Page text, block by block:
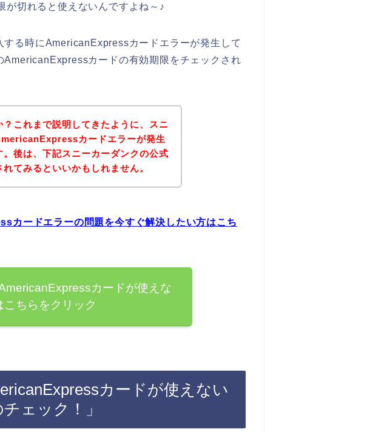
切れると使えないんですよね～♪
る時にAmericanExpressカードエラーが発生して
AmericanExpressカードの有効期限をチェックされ
これまで説明してきたように、スニ
カードエラーが発生
後は、下記スニーカーダンクの公式
てみるといいかもしれません。
カードエラーの問題を今すぐ解決したい方はこち
カードが使えな
こちらをクリック
カードが使えない
ェック！」